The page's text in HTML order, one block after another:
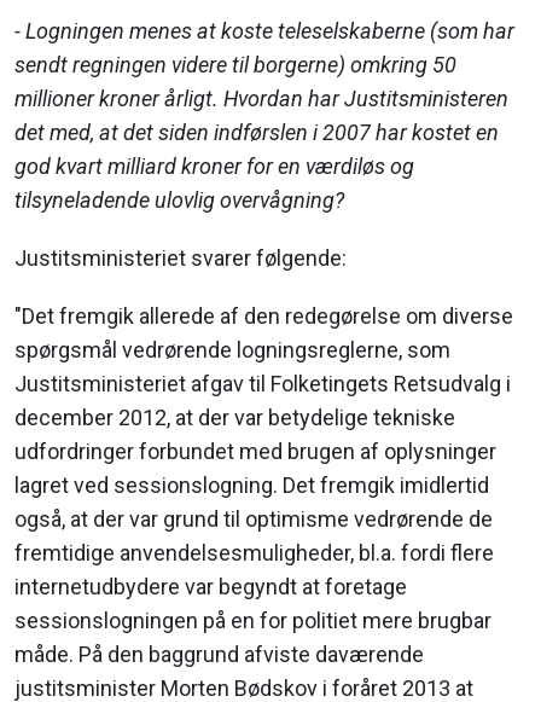
- Logningen menes at koste teleselskaberne (som har
sendt regningen videre til borgerne) omkring 50
millioner kroner årligt. Hvordan har Justitsministeren
det med, at det siden indførslen i 2007 har kostet en
god kvart milliard kroner for en værdiløs og
tilsyneladende ulovlig overvågning?
Justitsministeriet svarer følgende:
"Det fremgik allerede af den redegørelse om diverse
spørgsmål vedrørende logningsreglerne, som
Justitsministeriet afgav til Folketingets Retsudvalg i
december 2012, at der var betydelige tekniske
udfordringer forbundet med brugen af oplysninger
lagret ved sessionslogning. Det fremgik imidlertid
også, at der var grund til optimisme vedrørende de
fremtidige anvendelsesmuligheder, bl.a. fordi flere
internetudbydere var begyndt at foretage
sessionslogningen på en for politiet mere brugbar
måde. På den baggrund afviste daværende
justitsminister Morten Bødskov i foråret 2013 at